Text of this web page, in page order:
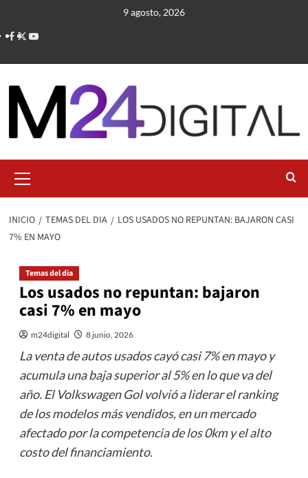
contenido
9 agosto, 2026
primario
INICIO TEMAS DEL DIA
LOS USADOS NO REPUNTAN: BAJARON CASI
7% EN MAYO
Temas del dia
Los usados no repuntan: bajaron
casi 7% en mayo
m24digital 8 junio, 2026
La venta de autos usados cayó casi 7% en mayo y
acumula una baja superior al 5% en lo que va del
año. El Volkswagen Gol volvió a liderar el ranking
de los modelos más vendidos, en un mercado
afectado por la competencia de los 0km y el alto
costo del financiamiento.